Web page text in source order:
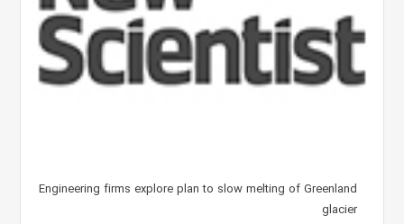
Engineering firms explore plan to slow melting of Greenland
glacier